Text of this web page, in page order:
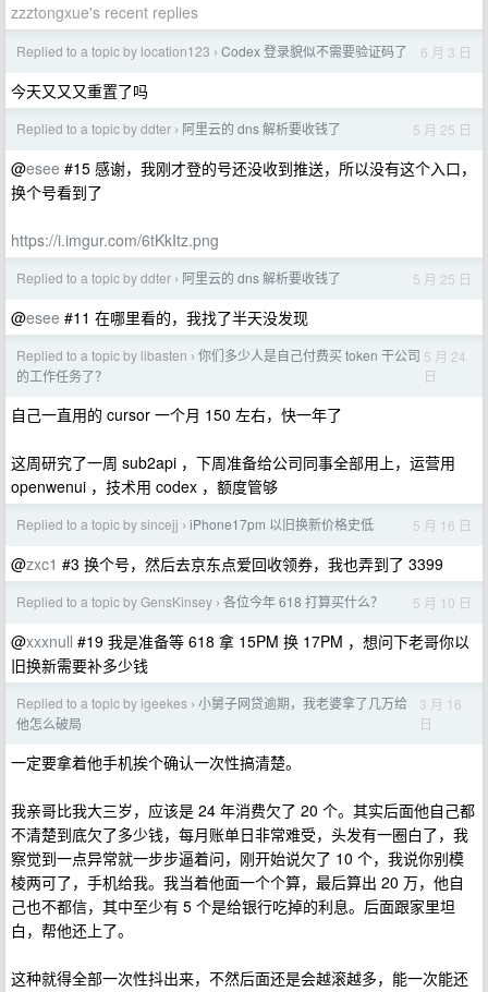
zzztongxue's recent replies
Replied to a topic by location123 › Codex 登录貌似不需要验证码了 6 月 3 日
今天又又又重置了吗
Replied to a topic by ddter › 阿里云的 dns 解析要收钱了 5 月 25 日
@esee #15 感谢，我刚才登的号还没收到推送，所以没有这个入口，
换个号看到了
https://i.imgur.com/6tKkItz.png
Replied to a topic by ddter › 阿里云的 dns 解析要收钱了 5 月 25 日
@esee #11 在哪里看的，我找了半天没发现
Replied to a topic by libasten › 你们多少人是自己付费买 token 干公司
的工作任务了？
5 月 24
日
自己一直用的 cursor 一个月 150 左右，快一年了
这周研究了一周 sub2api ，下周准备给公司同事全部用上，运营用
openwenui ，技术用 codex ，额度管够
Replied to a topic by sincejj › iPhone17pm 以旧换新价格史低 5 月 16 日
@zxc1 #3 换个号，然后去京东点爱回收领券，我也弄到了 3399
Replied to a topic by GensKinsey › 各位今年 618 打算买什么？ 5 月 10 日
@xxxnull #19 我是准备等 618 拿 15PM 换 17PM ，想问下老哥你以
旧换新需要补多少钱
Replied to a topic by igeekes › 小舅子网贷逾期，我老婆拿了几万给
他怎么破局
3 月 16
日
一定要拿着他手机挨个确认一次性搞清楚。
我亲哥比我大三岁，应该是 24 年消费欠了 20 个。其实后面他自己都
不清楚到底欠了多少钱，每月账单日非常难受，头发有一圈白了，我
察觉到一点异常就一步步逼着问，刚开始说欠了 10 个，我说你别模
棱两可了，手机给我。我当着他面一个个算，最后算出 20 万，他自
己也不都信，其中至少有 5 个是给银行吃掉的利息。后面跟家里坦
白，帮他还上了。
这种就得全部一次性抖出来，不然后面还是会越滚越多，能一次能还